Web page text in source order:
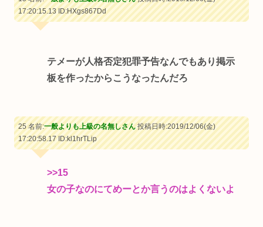
17:20:15.13ID:HXgs867Dd
テメーが人格否定犯罪予告なんでもあり掲示
板を作ったからこうなったんだろ
25 名前:一般よりも上級の名無しさん投稿日時:2019/12/06(金)
17:20:58.17ID:kl1hrTLip
>>15
女の子なのにてめーとか言うのはよくないよ